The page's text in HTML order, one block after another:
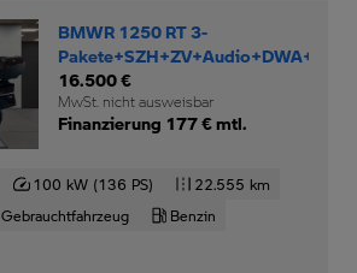
BMWR 1250 RT 3-
Pakete+SZH+ZV+Audio+DWA+
16.500 €
MwSt. nicht ausweisbar
Finanzierung 177 € mtl.
100 kW (136 PS)
22.555 km
Gebrauchtfahrzeug
Benzin